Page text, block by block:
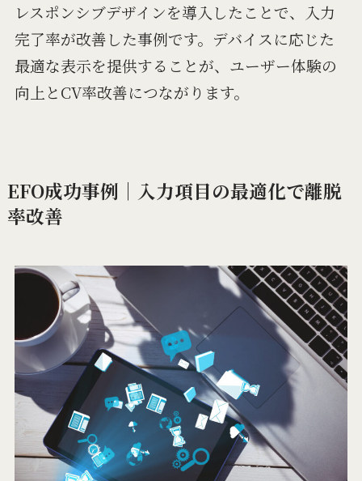
レスポンシブデザインを導入したことで、入力
完了率が改善した事例です。デバイスに応じた
最適な表示を提供することが、ユーザー体験の
向上とCV率改善につながります。
EFO成功事例｜入力項目の最適化で離脱
率改善